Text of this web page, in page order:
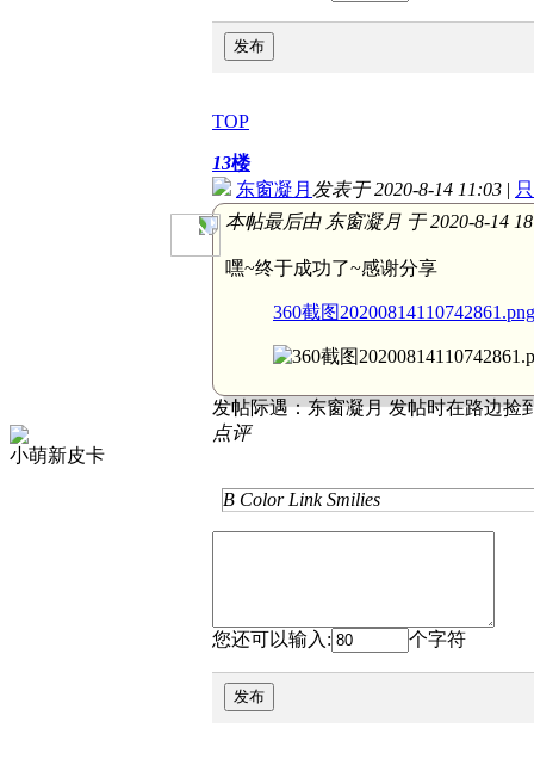
发布
TOP
小萌新皮卡
13楼
东窗凝月 发表于 2020-8-14 11:03 |
本帖最后由 东窗凝月 于 2020-8-14
嘿~终于成功了~感谢分享
360截图20200814110742861.png
发帖际遇：东窗凝月 发帖时在路边捡
点评
B Color Link Smilies
您还可以输入: 个字符
发布